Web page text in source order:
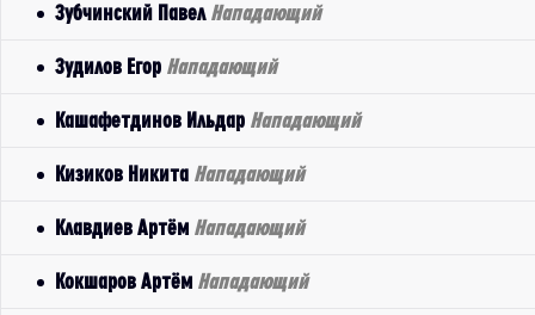
Зубчинский Павел Нападающий
Зудилов Егор Нападающий
Кашафетдинов Ильдар Нападающий
Кизиков Никита Нападающий
Клавдиев Артём Нападающий
Кокшаров Артём Нападающий